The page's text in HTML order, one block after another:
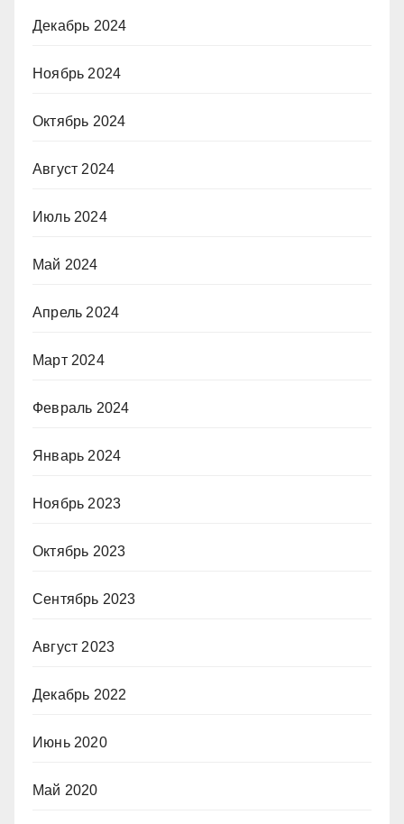
Декабрь 2024
Ноябрь 2024
Октябрь 2024
Август 2024
Июль 2024
Май 2024
Апрель 2024
Март 2024
Февраль 2024
Январь 2024
Ноябрь 2023
Октябрь 2023
Сентябрь 2023
Август 2023
Декабрь 2022
Июнь 2020
Май 2020